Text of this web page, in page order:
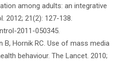
among adults: an integrative
2012; 21(2): 127-138.
2011-050345.
B, Hornik RC. Use of mass media
behaviour. The Lancet. 2010;